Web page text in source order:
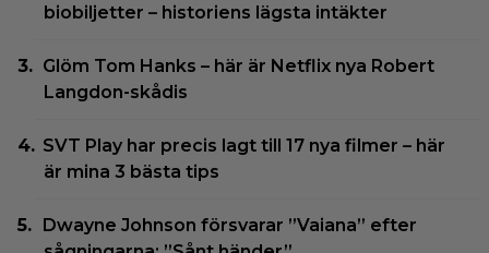
biobiljetter – historiens lägsta intäkter
Glöm Tom Hanks – här är Netflix nya Robert
Langdon-skådis
SVT Play har precis lagt till 17 nya filmer – här
är mina 3 bästa tips
Dwayne Johnson försvarar ”Vaiana” efter